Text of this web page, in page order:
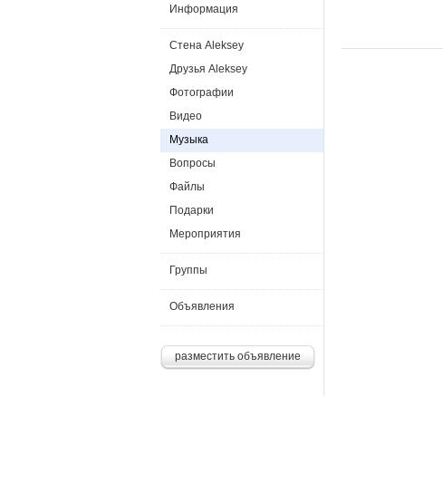
Информация
Стена Aleksey
Друзья Aleksey
Фотографии
Видео
Музыка
Вопросы
Файлы
Подарки
Мероприятия
Группы
Объявления
разместить объявление